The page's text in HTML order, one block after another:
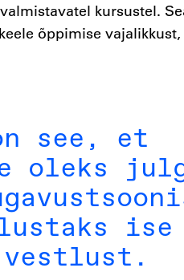
kursustel.
õppimise
see, et
oleks
ise